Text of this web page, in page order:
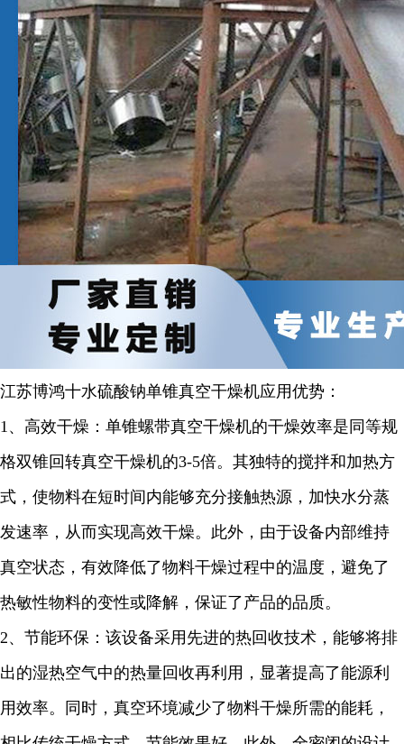
江苏博鸿十水硫酸钠单锥真空干燥机应用优势：
1、高效干燥：单锥螺带真空干燥机的干燥效率是同等规
格双锥回转真空干燥机的3-5倍。其独特的搅拌和加热方
式，使物料在短时间内能够充分接触热源，加快水分蒸
发速率，从而实现高效干燥。此外，由于设备内部维持
真空状态，有效降低了物料干燥过程中的温度，避免了
热敏性物料的变性或降解，保证了产品的品质。
2、节能环保：该设备采用先进的热回收技术，能够将排
出的湿热空气中的热量回收再利用，显著提高了能源利
用效率。同时，真空环境减少了物料干燥所需的能耗，